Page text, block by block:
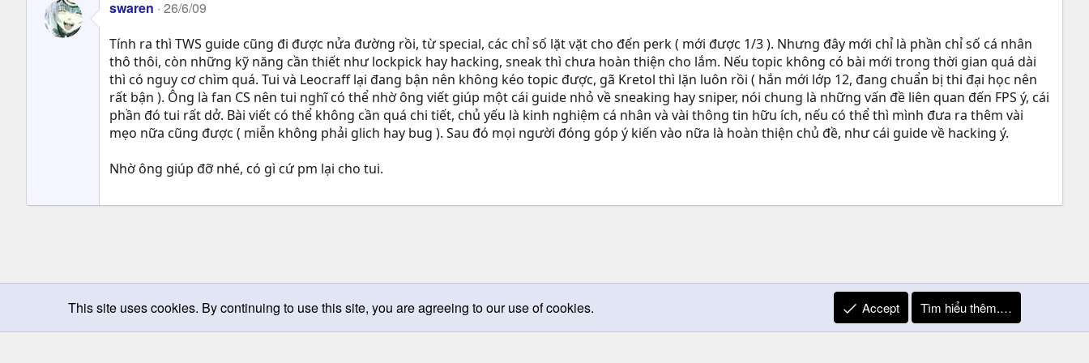
swaren 26/6/09
Tính ra thì TWS guide cũng đi được nửa đường rồi, từ special, các chỉ số lặt vặt cho đến perk ( mới được 1/3 ). Nhưng đây mới chỉ là phần chỉ số cá nhân
thô thôi, còn những kỹ năng cần thiết như lockpick hay hacking, sneak thì chưa hoàn thiện cho lắm. Nếu topic không có bài mới trong thời gian quá dài
thì có nguy cơ chìm quá. Tui và Leocraff lại đang bận nên không kéo topic được, gã Kretol thì lặn luôn rồi ( hắn mới lớp 12, đang chuẩn bị thi đại học nên
rất bận ). Ông là fan CS nên tui nghĩ có thể nhờ ông viết giúp một cái guide nhỏ về sneaking hay sniper, nói chung là những vấn đề liên quan đến FPS ý, cái
phần đó tui rất dở. Bài viết có thể không cần quá chi tiết, chủ yếu là kinh nghiệm cá nhân và vài thông tin hữu ích, nếu có thể thì mình đưa ra thêm vài
mẹo nữa cũng được ( miễn không phải glich hay bug ). Sau đó mọi người đóng góp ý kiến vào nữa là hoàn thiện chủ đề, như cái guide về hacking ý.
Nhờ ông giúp đỡ nhé, có gì cứ pm lại cho tui.
Chọn giao diện Change width Quy định và Nội quy Privacy Policy Trợ giúp
S
This site uses cookies. By continuing to use this site, you are agreeing to our use of cookies. Accept Tìm hiểu thêm.…